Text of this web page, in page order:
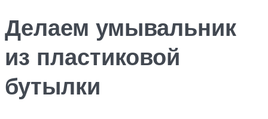
Делаем умывальник
из пластиковой
бутылки